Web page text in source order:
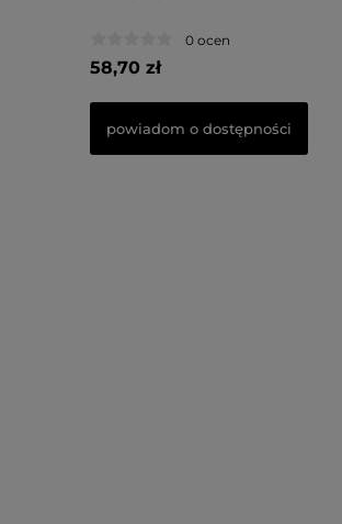
0 ocen
58,70 zł
powiadom o dostępności